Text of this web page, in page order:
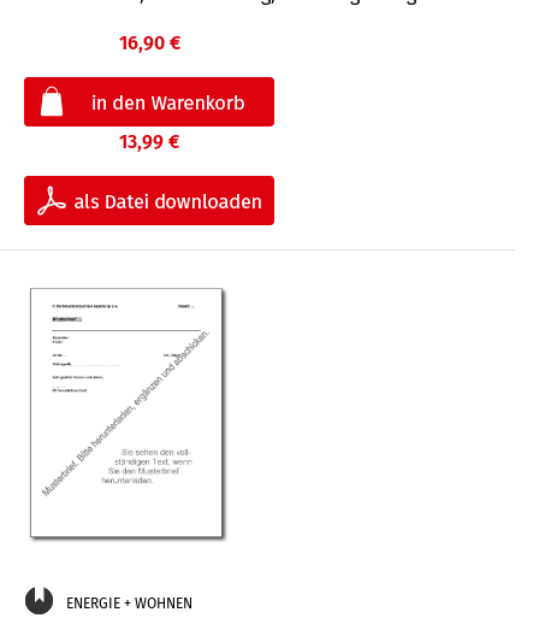
16,90 €
13,99 €
ENERGIE + WOHNEN